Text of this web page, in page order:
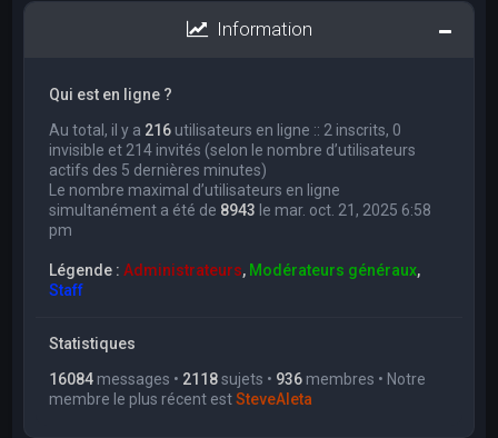
Information
Qui est en ligne ?
Au total, il y a 216 utilisateurs en ligne :: 2 inscrits, 0
invisible et 214 invités (selon le nombre d’utilisateurs
actifs des 5 dernières minutes)
Le nombre maximal d’utilisateurs en ligne
simultanément a été de 8943 le mar. oct. 21, 2025 6:58
pm
Légende :Administrateurs, Modérateurs généraux,
Staff
Statistiques
16084 messages • 2118sujets • 936 membres • Notre
membre le plus récent estSteveAleta